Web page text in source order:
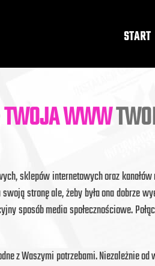
START
TWOJA WWW
sklepów internetowych oraz
stronę ale, żeby była ona dobrze
sposób media społecznościowe.
z Waszymi potrzebami. Niezależnie